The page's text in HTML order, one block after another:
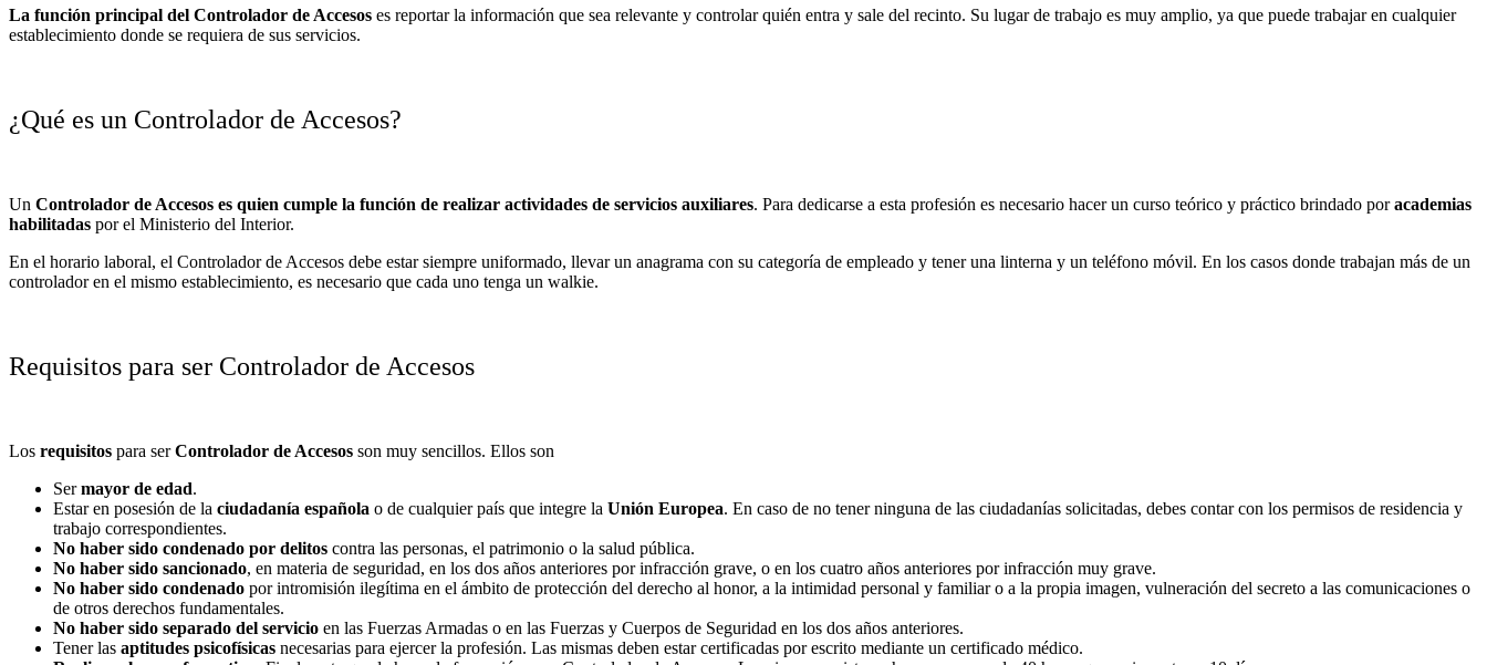
La función principal del Controlador de Accesos es reportar la información que sea relevante y controlar quién entra y sale del recinto. Su lugar de trabajo es muy amplio, ya que puede trabajar en cualquier
establecimiento donde se requiera de sus servicios.
¿Qué es un Controlador de Accesos?
Un Controlador de Accesos es quien cumple la función de realizar actividades de servicios auxiliares. Para dedicarse a esta profesión es necesario hacer un curso teórico y práctico brindado poracademias
habilitadas por el Ministerio del Interior.
En el horario laboral, el Controlador de Accesos debe estar siempre uniformado, llevar un anagrama con su categoría de empleado y tener una linterna y un teléfono móvil. En los casos donde trabajan más de un
controlador en el mismo establecimiento, es necesario que cada uno tenga un walkie.
Requisitos para ser Controlador de Accesos
Los requisitos para serControlador de Accesos son muy sencillos. Ellos son
Sermayor de edad.
Estar en posesión de la ciudadanía española o de cualquier país que integre la Unión Europea. En caso de no tener ninguna de las ciudadanías solicitadas, debes contar con los permisos de residencia y
trabajo correspondientes.
No haber sido condenado por delitos contra las personas, el patrimonio o la salud pública.
No haber sido sancionado, en materia de seguridad, en los dos años anteriores por infracción grave, o en los cuatro años anteriores por infracción muy grave.
No haber sido condenado por intromisión ilegítima en el ámbito de protección del derecho al honor, a la intimidad personal y familiar o a la propia imagen, vulneración del secreto a las comunicaciones o
de otros derechos fundamentales.
No haber sido separado del servicio en las Fuerzas Armadas o en las Fuerzas y Cuerpos de Seguridad en los dos años anteriores.
Tener las aptitudes psicofísicas necesarias para ejercer la profesión. Las mismas deben estar certificadas por escrito mediante un certificado médico.